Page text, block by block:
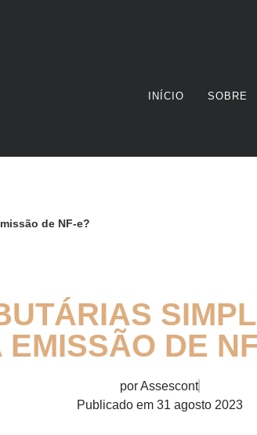
INÍCIO SOBRE
de NF-e?
EMISSÃO DE
porAssescont
Publicado em 31 agosto 2023